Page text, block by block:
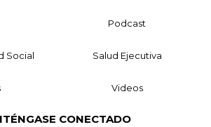
Podcast
Social Salud Ejecutiva
Videos
CONECTADO